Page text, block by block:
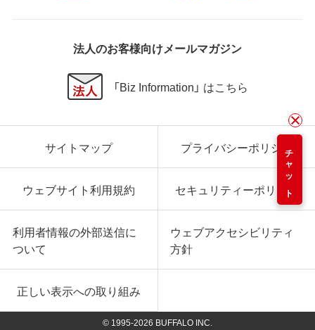
チャット
法人のお客様向けメールマガジン
「Biz Information」 はこちら
サイトマップ プライバシーポリシー
ウェブサイト利用規約 セキュリティーポリシー
利用者情報の外部送信に
ついて
ウェブアクセシビリティ
方針
正しい表示への取り組み
© 1995-2026 BUFFALO INC.